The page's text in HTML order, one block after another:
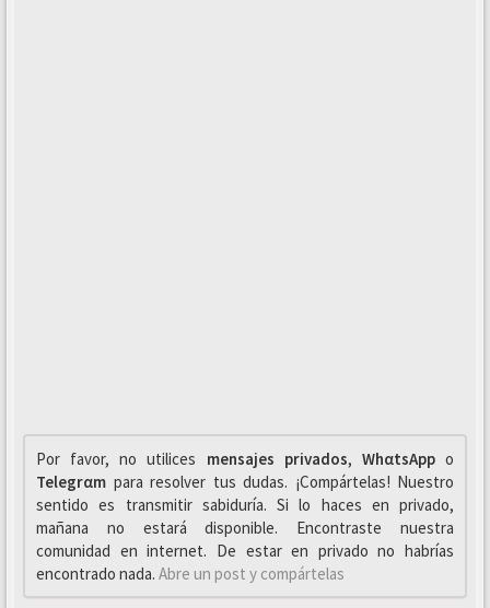
Por favor, no utilices mensajes privados, WhαtsAppo
Telegrαm para resolver tus dudas. ¡Compártelas! Nuestro
sentido es transmitir sabiduría. Si lo haces en privado,
mañana no estará disponible. Encontraste nuestra
comunidad en internet. De estar en privado no habrías
encontrado nada. Abre un post y compártelas